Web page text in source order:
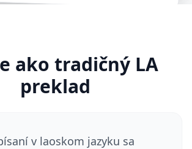
ako tradičný LA
preklad
v laoskom jazyku sa